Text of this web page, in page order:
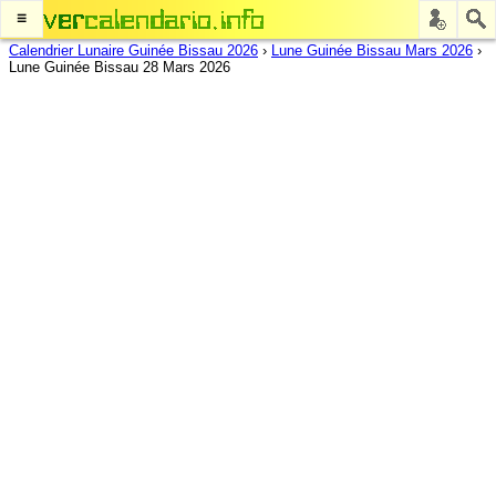
≡
Calendrier Lunaire Guinée Bissau 2026 › Lune Guinée Bissau Mars 2026 ›
Lune Guinée Bissau 28 Mars 2026